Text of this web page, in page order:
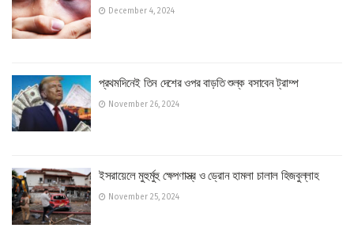
December 4, 2024
প্রথমদিনেই তিন দেশের ওপর বাড়তি শুল্ক বসাবেন ট্রাম্প
November 26, 2024
ইসরায়েলে মুহুর্মুহু ক্ষেপণাস্ত্র ও ড্রোন হামলা চালাল হিজবুল্লাহ
November 25, 2024